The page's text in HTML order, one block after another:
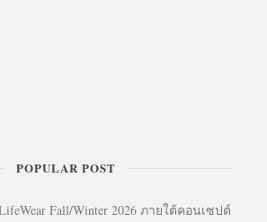
POPULAR POST
Fall/Winter 2026 ภายใต้คอนเซปต์